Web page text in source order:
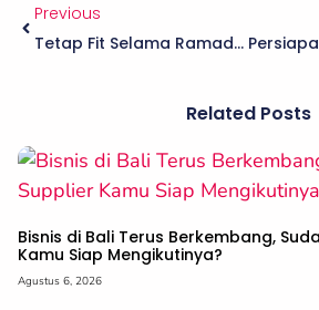
Previous
Tetap Fit Selama Ramadan Di Bali: Jaga Daya Tahan Tubuh & Aktivitas Harianmu
Related Posts
Bisnis di Bali Terus Berkembang,
Kamu Siap Mengikutinya?
Agustus 6, 2026